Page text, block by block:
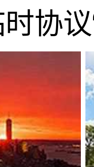
协议